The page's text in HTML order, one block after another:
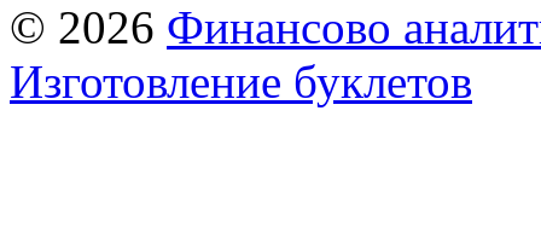
© 2026 Финансово
Изготовление буклетов